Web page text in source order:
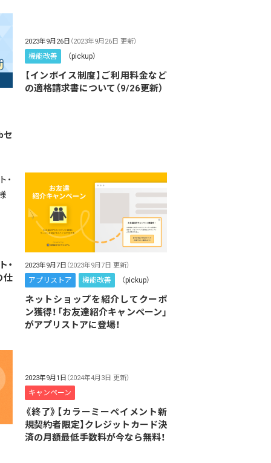
セ
2023年9月26日 （2023年9月26日 更新）
機能改善 （pickup）
【インボイス制度】ご利用料金など
の適格請求書について（9/26更新）
・
仕
2023年9月7日 （2023年9月7日 更新）
アプリストア 機能改善 （pickup）
ネットショップを紹介してクーポ
ン獲得！「お友達紹介キャンペーン」
がアプリストアに登場！
2023年9月1日 （2024年4月3日 更新）
キャンペーン
《終了》【カラーミーペイメント新
規契約者限定】クレジットカード決
済の月額最低手数料が今なら無料！